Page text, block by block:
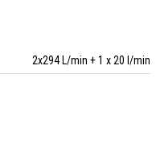
2x294 L/min + 1 x 20 l/min